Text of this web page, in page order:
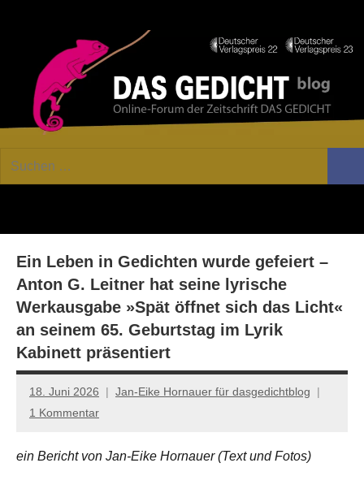
GEDICHT
Forum
von
Lyrik,
Essay
Kritik
Suchen
Ein Leben in Gedichten wurde gefeiert –
Anton G. Leitner hat seine lyrische
Werkausgabe »Spät öffnet sich das Licht«
an seinem 65. Geburtstag im Lyrik
Kabinett präsentiert
18. Juni 2026
Jan-Eike Hornauer für dasgedichtblog
1 Kommentar
ein Bericht von Jan-Eike Hornauer (Text und Fotos)